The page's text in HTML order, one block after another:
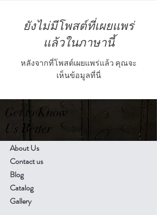
ยังไม่มีโพสต์ที่เผยแพร่
แล้วในภาษานี้
หลังจากที่โพสต์เผยแพร่แล้ว คุณจะ
เห็นข้อมูลที่นี่
Get to Know
Us Better
About Us
Contact us
Blog
Catalog
Gallery